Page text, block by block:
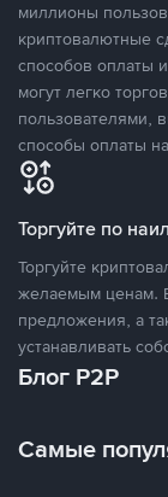
миллионы
криптовалютные
способов оплаты
могут легко
пользователями,
способы оплаты
Торгуйте по
Торгуйте
желаемым ценам.
предложения, а
устанавливать
Блог P2P
Самые